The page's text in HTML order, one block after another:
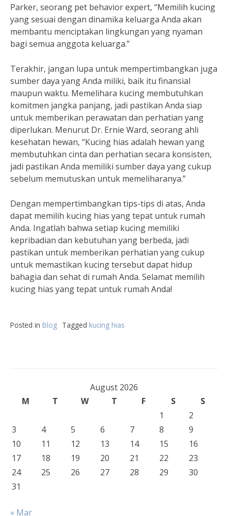
Parker, seorang pet behavior expert, “Memilih kucing
yang sesuai dengan dinamika keluarga Anda akan
membantu menciptakan lingkungan yang nyaman
bagi semua anggota keluarga.”
Terakhir, jangan lupa untuk mempertimbangkan juga
sumber daya yang Anda miliki, baik itu finansial
maupun waktu. Memelihara kucing membutuhkan
komitmen jangka panjang, jadi pastikan Anda siap
untuk memberikan perawatan dan perhatian yang
diperlukan. Menurut Dr. Ernie Ward, seorang ahli
kesehatan hewan, “Kucing hias adalah hewan yang
membutuhkan cinta dan perhatian secara konsisten,
jadi pastikan Anda memiliki sumber daya yang cukup
sebelum memutuskan untuk memeliharanya.”
Dengan mempertimbangkan tips-tips di atas, Anda
dapat memilih kucing hias yang tepat untuk rumah
Anda. Ingatlah bahwa setiap kucing memiliki
kepribadian dan kebutuhan yang berbeda, jadi
pastikan untuk memberikan perhatian yang cukup
untuk memastikan kucing tersebut dapat hidup
bahagia dan sehat di rumah Anda. Selamat memilih
kucing hias yang tepat untuk rumah Anda!
Posted in Blog Tagged kucing hias
August 2026
M
T W T F S
S
1
2
3
4 5 6 7 8
9
10
11 12 13 14 15
16
17
18 19 20 21 22
23
24
25 26 27 28 29
30
31
« Mar